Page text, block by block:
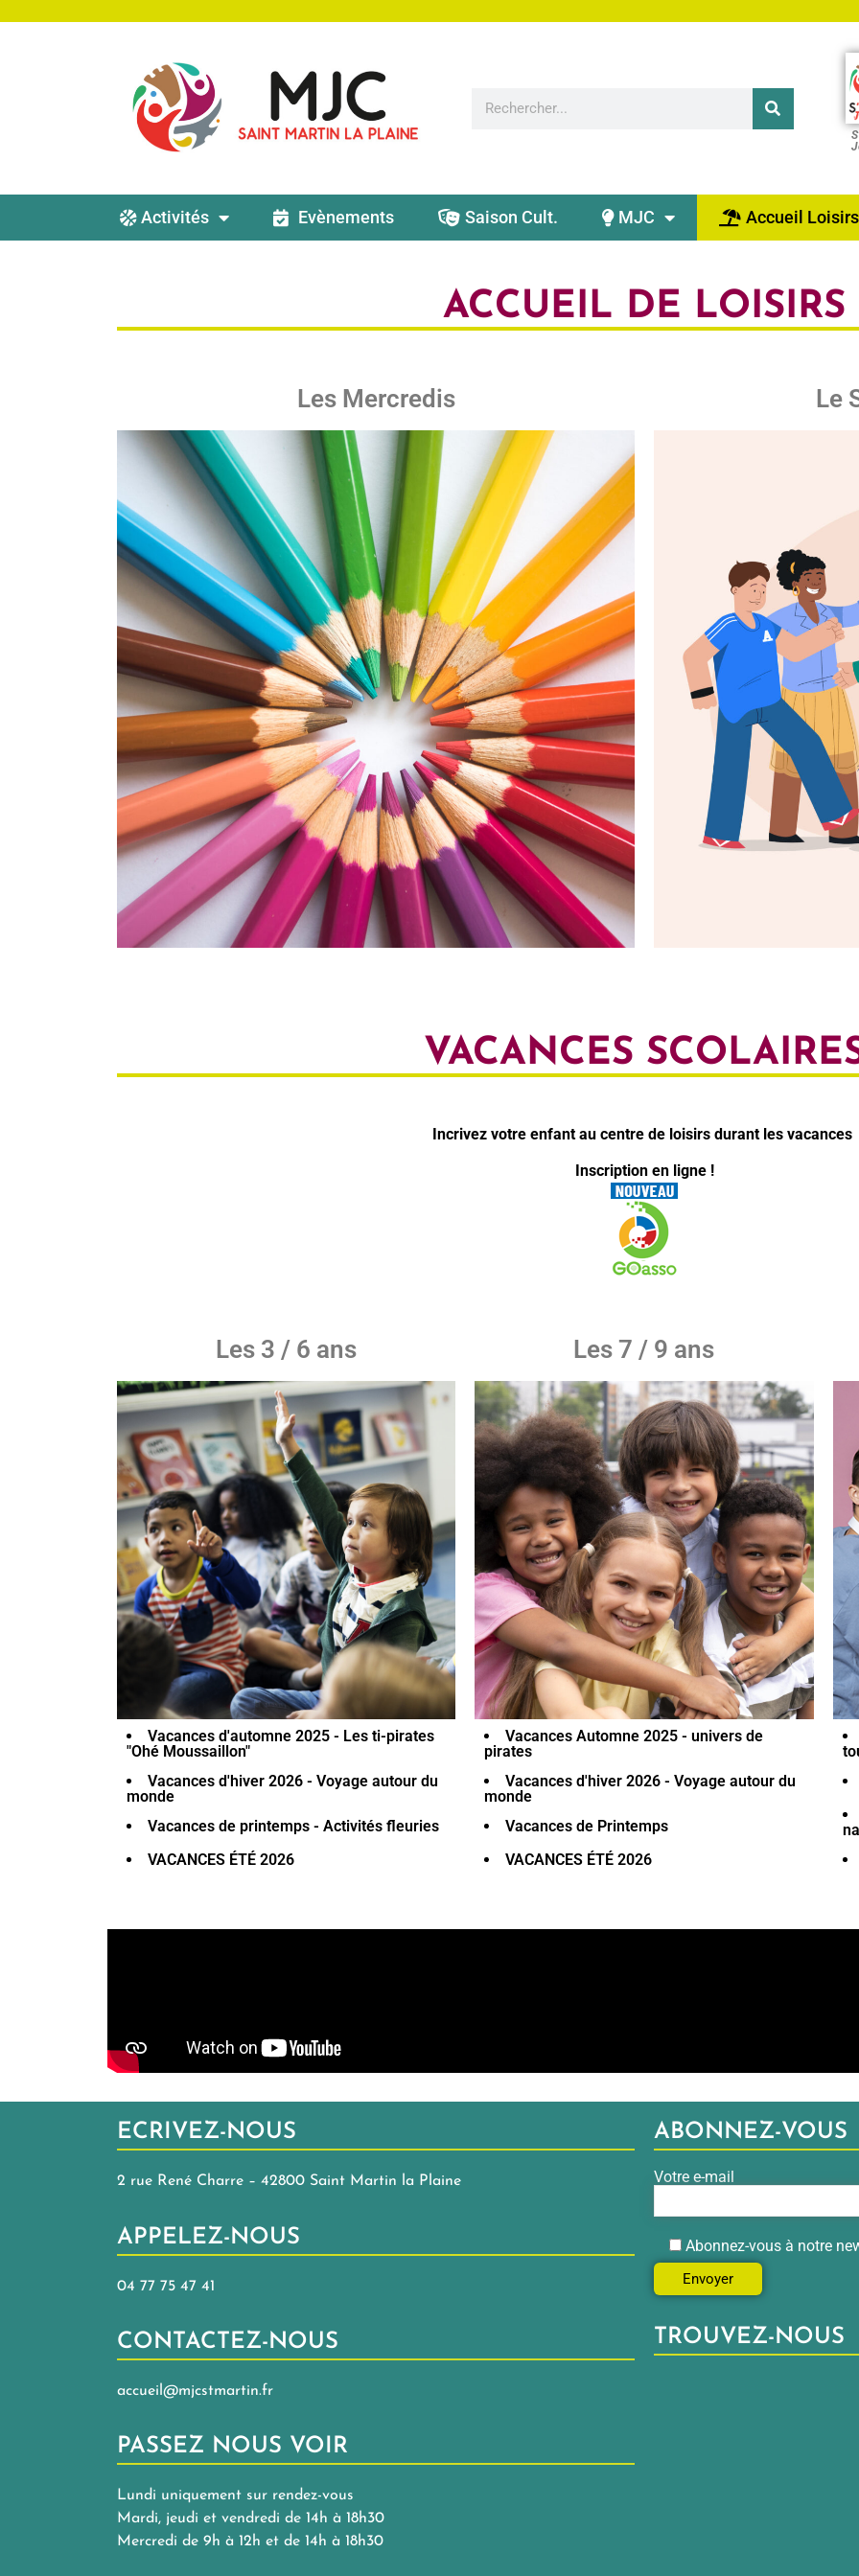
Activités Evènements Saison Cult. MJC Accueil Loisirs
ACCUEIL DE LOISIRS
Les Mercredis Le
VACANCES
Incrivez votre enfant au centre de loisirs durant les vacances
Inscription en ligne !
Les 3 / 6 ans
Vacances d'automne 2025 - Les ti-pirates
"Ohé Moussaillon"
Vacances d'hiver 2026 - Voyage autour du
monde
Vacances de printemps - Activités fleuries
VACANCES ÉTÉ 2026
Les 7 / 9 ans
Vacances Automne 2025 - univers de
pirates
Vacances d'hiver 2026 - Voyage autour du
monde
Vacances de Printemps
VACANCES ÉTÉ 2026
ECRIVEZ-NOUS
2 rue René Charre – 42800 Saint Martin la Plaine
APPELEZ-NOUS
04 77 75 47 41
CONTACTEZ-NOUS
accueil@mjcstmartin.fr
PASSEZ NOUS VOIR
Lundi uniquement sur rendez-vous
Mardi, jeudi et vendredi de 14h à 18h30
Mercredi de 9h à 12h et de 14h à 18h30
ABONNEZ-VOUS
Votre e-mail
Abonnez-vous à notre
TROUVEZ-NOUS